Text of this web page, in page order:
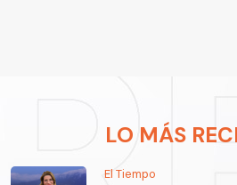
LO MÁS
El Tiempo